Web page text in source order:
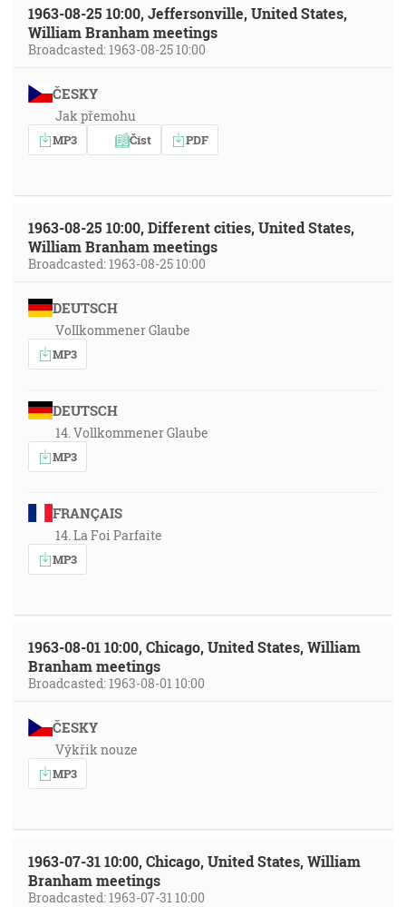
1963-08-25 10:00, Jeffersonville, United States,
William Branham meetings
Broadcasted: 1963-08-25 10:00
ČESKY
Jak přemohu
MP3 Číst PDF
1963-08-25 10:00, Different cities, United States,
William Branham meetings
Broadcasted: 1963-08-25 10:00
DEUTSCH
Vollkommener Glaube
MP3
DEUTSCH
14. Vollkommener Glaube
MP3
FRANÇAIS
14. La Foi Parfaite
MP3
1963-08-01 10:00, Chicago, United States, William
Branham meetings
Broadcasted: 1963-08-01 10:00
ČESKY
Výkřik nouze
MP3
1963-07-31 10:00, Chicago, United States, William
Branham meetings
Broadcasted: 1963-07-31 10:00